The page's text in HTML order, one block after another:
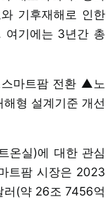
기후재해로 인한
여기에는 3년간 총
마트팜 전환 ▲노
형 설계기준 개선
온실)에 대한 관심
트팜 시장은 2023
(약 26조 7456억